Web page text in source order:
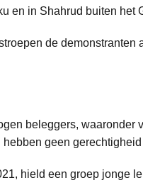
en in Shahrud buiten
de
beleggers,
geen gerechtigheid
hield een groep jonge